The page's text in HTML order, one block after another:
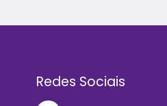
Redes Sociais